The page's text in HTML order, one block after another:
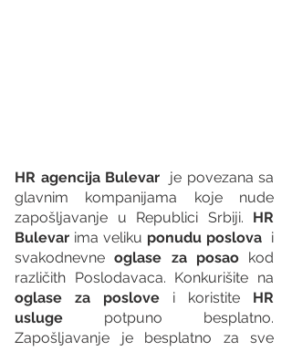
HR agencija Bulevar
  je povezana sa
glavnim kompanijama koje nude
zapošljavanje u Republici Srbiji. HR
Bulevar ima veliku ponudu poslova
  i
svakodnevne oglase za posao kod
oglase za poslove i koristite HR
usluge potpuno besplatno.
Zapošljavanje je besplatno za sve